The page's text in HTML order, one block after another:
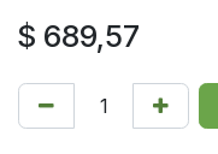
$ 689,57